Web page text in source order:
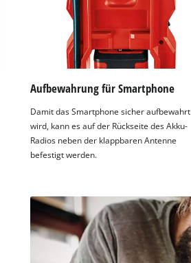
Aufbewahrung für Smartphone
Damit das Smartphone sicher aufbewahrt
wird, kann es auf der Rückseite des Akku-
Radios neben der klappbaren Antenne
befestigt werden.